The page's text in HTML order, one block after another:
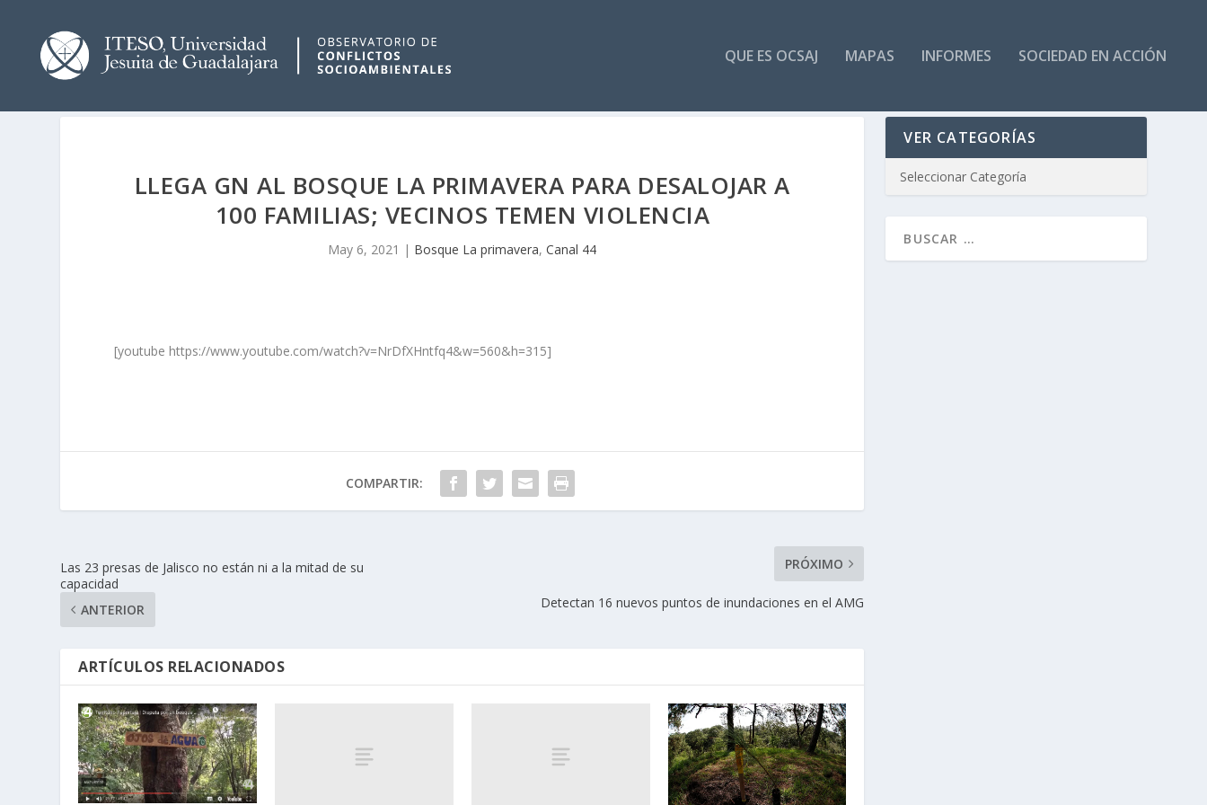
QUE ES OCSAJ MAPAS INFORMES SOCIEDAD EN ACCIÓN
LLEGA GN AL BOSQUE LA PRIMAVERA PARA DESALOJAR A
100 FAMILIAS; VECINOS TEMEN VIOLENCIA
May 6, 2021 | Bosque La primavera,Canal 44
[youtube https://www.youtube.com/watch?v=NrDfXHntfq4&w=560&h=315]
COMPARTIR:
Las 23 presas de Jalisco no están ni a la mitad de su
capacidad
ANTERIOR
PRÓXIMO
Detectan 16 nuevos puntos de inundaciones en el AMG
ARTÍCULOS RELACIONADOS
VER CATEGORÍAS